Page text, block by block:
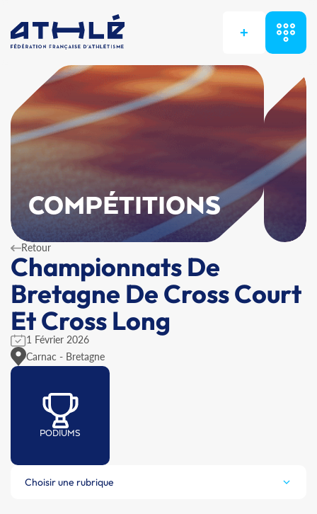
+
COMPÉTITIONS
Retour
Championnats De
Bretagne De Cross Court
Et Cross Long
1 Février 2026
Carnac - Bretagne
PODIUMS
Choisir une rubrique